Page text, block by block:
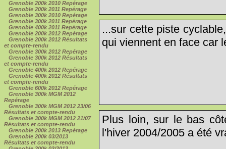
Grenoble 200k 2010 Repérage
Grenoble 200k 2011 Repérage
Grenoble 300k 2010 Repérage
Grenoble 300k 2011 Repérage
Grenoble 400k 2011 Repérage
Grenoble 200k 2012 Repérage
Grenoble 200k 2012 Résultats
et compte-rendu
Grenoble 300k 2012 Repérage
Grenoble 300k 2012 Résultats
et compte-rendu
Grenoble 400k 2012 Repérage
Grenoble 400k 2012 Résultats
et compte-rendu
Grenoble 600k 2012 Repérage
Grenoble 300k MGM 2012
Repérage
Grenoble 300k MGM 2012 23/06
Résultats et compte-rendu
Grenoble 300k MGM 2012 21/07
Résultats et compte-rendu
Grenoble 200k 2013 Repérage
Grenoble 200k 03/2013
Résultats et compte-rendu
...sur cette piste
qui viennent en face car
Plus loin, sur le bas
l'hiver 2004/2005 a été